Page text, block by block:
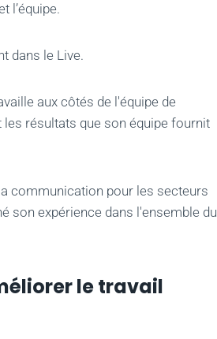
l’équipe.
dans le Live.
aux côtés de l'équipe de
résultats que son équipe fournit
communication pour les secteurs
son expérience dans l'ensemble du
le travail